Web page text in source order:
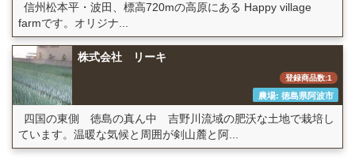
信州松本平・波田、標高720mの高原にある Happy village
farmです。オリジナ...
株式会社 リーキ
登録商品数:1
農場: 徳島県阿波市
四国の東側 徳島の真ん中 吉野川流域の肥沃な土地で栽培し
ています。温暖な気候と周囲が剣山麓と阿...